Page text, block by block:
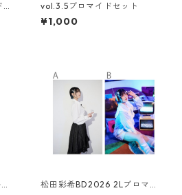
vol.3.5ブロマイドセット
¥1,000
松田彩希BD2026 2Lブロマイ